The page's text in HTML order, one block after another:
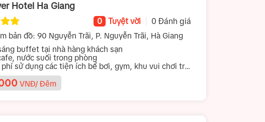
Hotel Ha Giang
0 Tuyệt vời
0 Đánh giá
bản đồ: 90 Nguyễn Trãi, P. Nguyễn Trãi, Hà Giang
buffet tại nhà hàng khách sạn
nước suối trong phòng
phí sử dụng các tiện ích bể bơi, gym, khu vui chơi trẻ
nhà
VNĐ/ Đêm